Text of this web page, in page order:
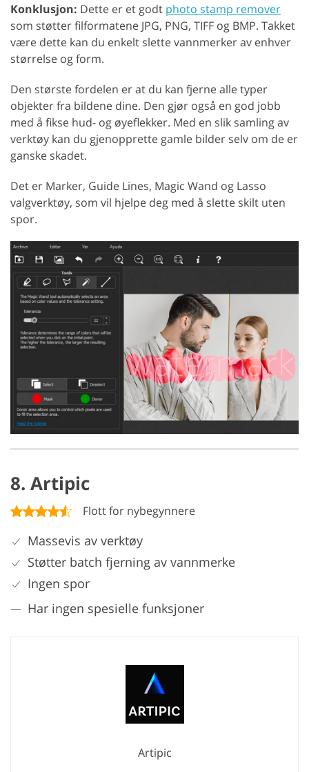
Konklusjon: Dette er et godt photo stamp remover
som støtter filformatene JPG, PNG, TIFF og BMP. Takket
være dette kan du enkelt slette vannmerker av enhver
størrelse og form.
Den største fordelen er at du kan fjerne alle typer
objekter fra bildene dine. Den gjør også en god jobb
med å fikse hud- og øyeflekker. Med en slik samling av
verktøy kan du gjenopprette gamle bilder selv om de er
ganske skadet.
Det er Marker, Guide Lines, Magic Wand og Lasso
valgverktøy, som vil hjelpe deg med å slette skilt uten
spor.
8. Artipic
Flott for nybegynnere
Massevis av verktøy
Støtter batch fjerning av vannmerke
Ingen spor
Har ingen spesielle funksjoner
Artipic